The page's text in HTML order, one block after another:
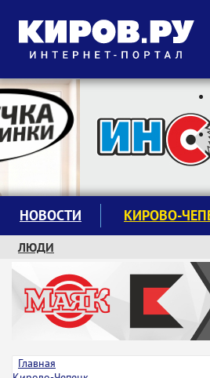
Следите за новостями:
НОВОСТИ КИРОВО-
ЛЮДИ
КРУЖКИ И СЕКЦИИ
ЗАВОДУ "МАЯК" 85 ЛЕТ
ЭКОЛОГИЯ
Главная